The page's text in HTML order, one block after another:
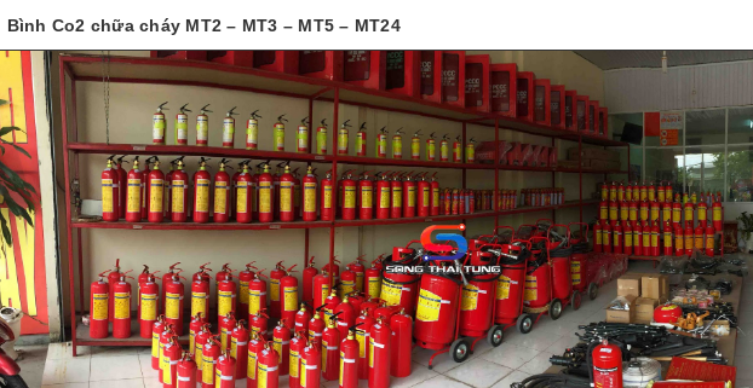
Bình Co2 chữa cháy MT2 – MT3 – MT5 – MT24